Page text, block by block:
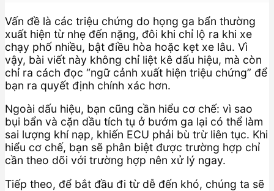
Vấn đề là các triệu chứng do họng ga bẩn thường
xuất hiện từ nhẹ đến nặng, đôi khi chỉ lộ ra khi xe
chạy phố nhiều, bật điều hòa hoặc kẹt xe lâu. Vì
vậy, bài viết này không chỉ liệt kê dấu hiệu, mà còn
chỉ ra cách đọc “ngữ cảnh xuất hiện triệu chứng” để
bạn ra quyết định chính xác hơn.
Ngoài dấu hiệu, bạn cũng cần hiểu cơ chế: vì sao
bụi bẩn và cặn dầu tích tụ ở bướm ga lại có thể làm
sai lượng khí nạp, khiến ECU phải bù trừ liên tục. Khi
hiểu cơ chế, bạn sẽ phân biệt được trường hợp chỉ
cần theo dõi với trường hợp nên xử lý ngay.
Tiếp theo, để bắt đầu đi từ dễ đến khó, chúng ta sẽ